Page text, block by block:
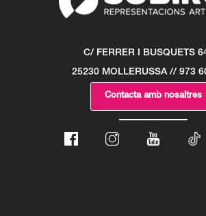
C/ FERRER I BUSQUETS
25230 MOLLERUSSA // 973
Contacta amb nosaltres